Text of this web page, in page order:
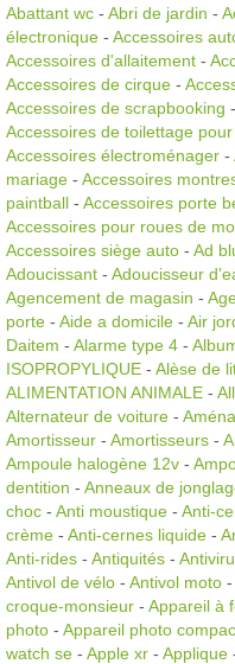
Abattant wc - Abri de jardin -
électronique - Accessoires
Accessoires d'allaitement -
Accessoires de cirque -
Accessoires de scrapbooking -
Accessoires de toilettage
Accessoires électroménager -
mariage - Accessoires
paintball - Accessoires porte
Accessoires pour roues de
Accessoires siège auto - Ad
Adoucissant - Adoucisseur
Agencement de magasin -
porte - Aide a domicile - Air
Daitem - Alarme type 4 -
ISOPROPYLIQUE - Alèse de
ALIMENTATION ANIMALE -
Alternateur de voiture -
Amortisseur - Amortisseurs -
Ampoule halogène 12v -
dentition - Anneaux de
choc - Anti moustique - Anti-
crème - Anti-cernes liquide -
Anti-rides - Antiquités -
Antivol de vélo - Antivol moto -
croque-monsieur - Appareil à
photo - Appareil photo
watch se - Apple xr - Applique